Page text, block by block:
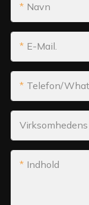
Navn
E-Mail.
Telefon/
Indhold